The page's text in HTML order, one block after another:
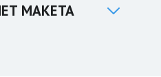
МАКЕТА